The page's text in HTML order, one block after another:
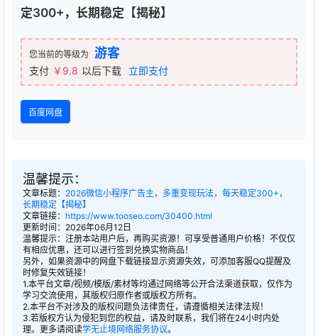
定300+，长期稳定【揭秘】
您当前的等级为 游客
支付 ￥9.8 以后下载 立即支付
百度网盘
温馨提示：
文章标题： 2026微信小程序广告主，多重变现玩法，每天稳定300+，
长期稳定【揭秘】
文章链接： https://www.tooseo.com/30400.html
更新时间：2026年06月12日
温馨提示：注册本站用户后，再购买资源！可享受普通用户价格！不仅仅
有相应优惠，还可以进行签到兑换实物商品！
另外，如果资源中的网盘下载链接显示资源失效，可添加客服QQ提醒及
时修复失效链接！
1.本平台文章/视频/模版/素材等均通过网络等公开合法渠道获取，仅作为
学习交流使用，其版权归原作者或版权方所有。
2.本平台不对涉及的版权问题负法律责任，请遵循相关法律法规！
3.若版权方认为侵犯到您的权益，请及时联系，我们将在24小时内处
理。更多请阅读学无止境网络服务协议。